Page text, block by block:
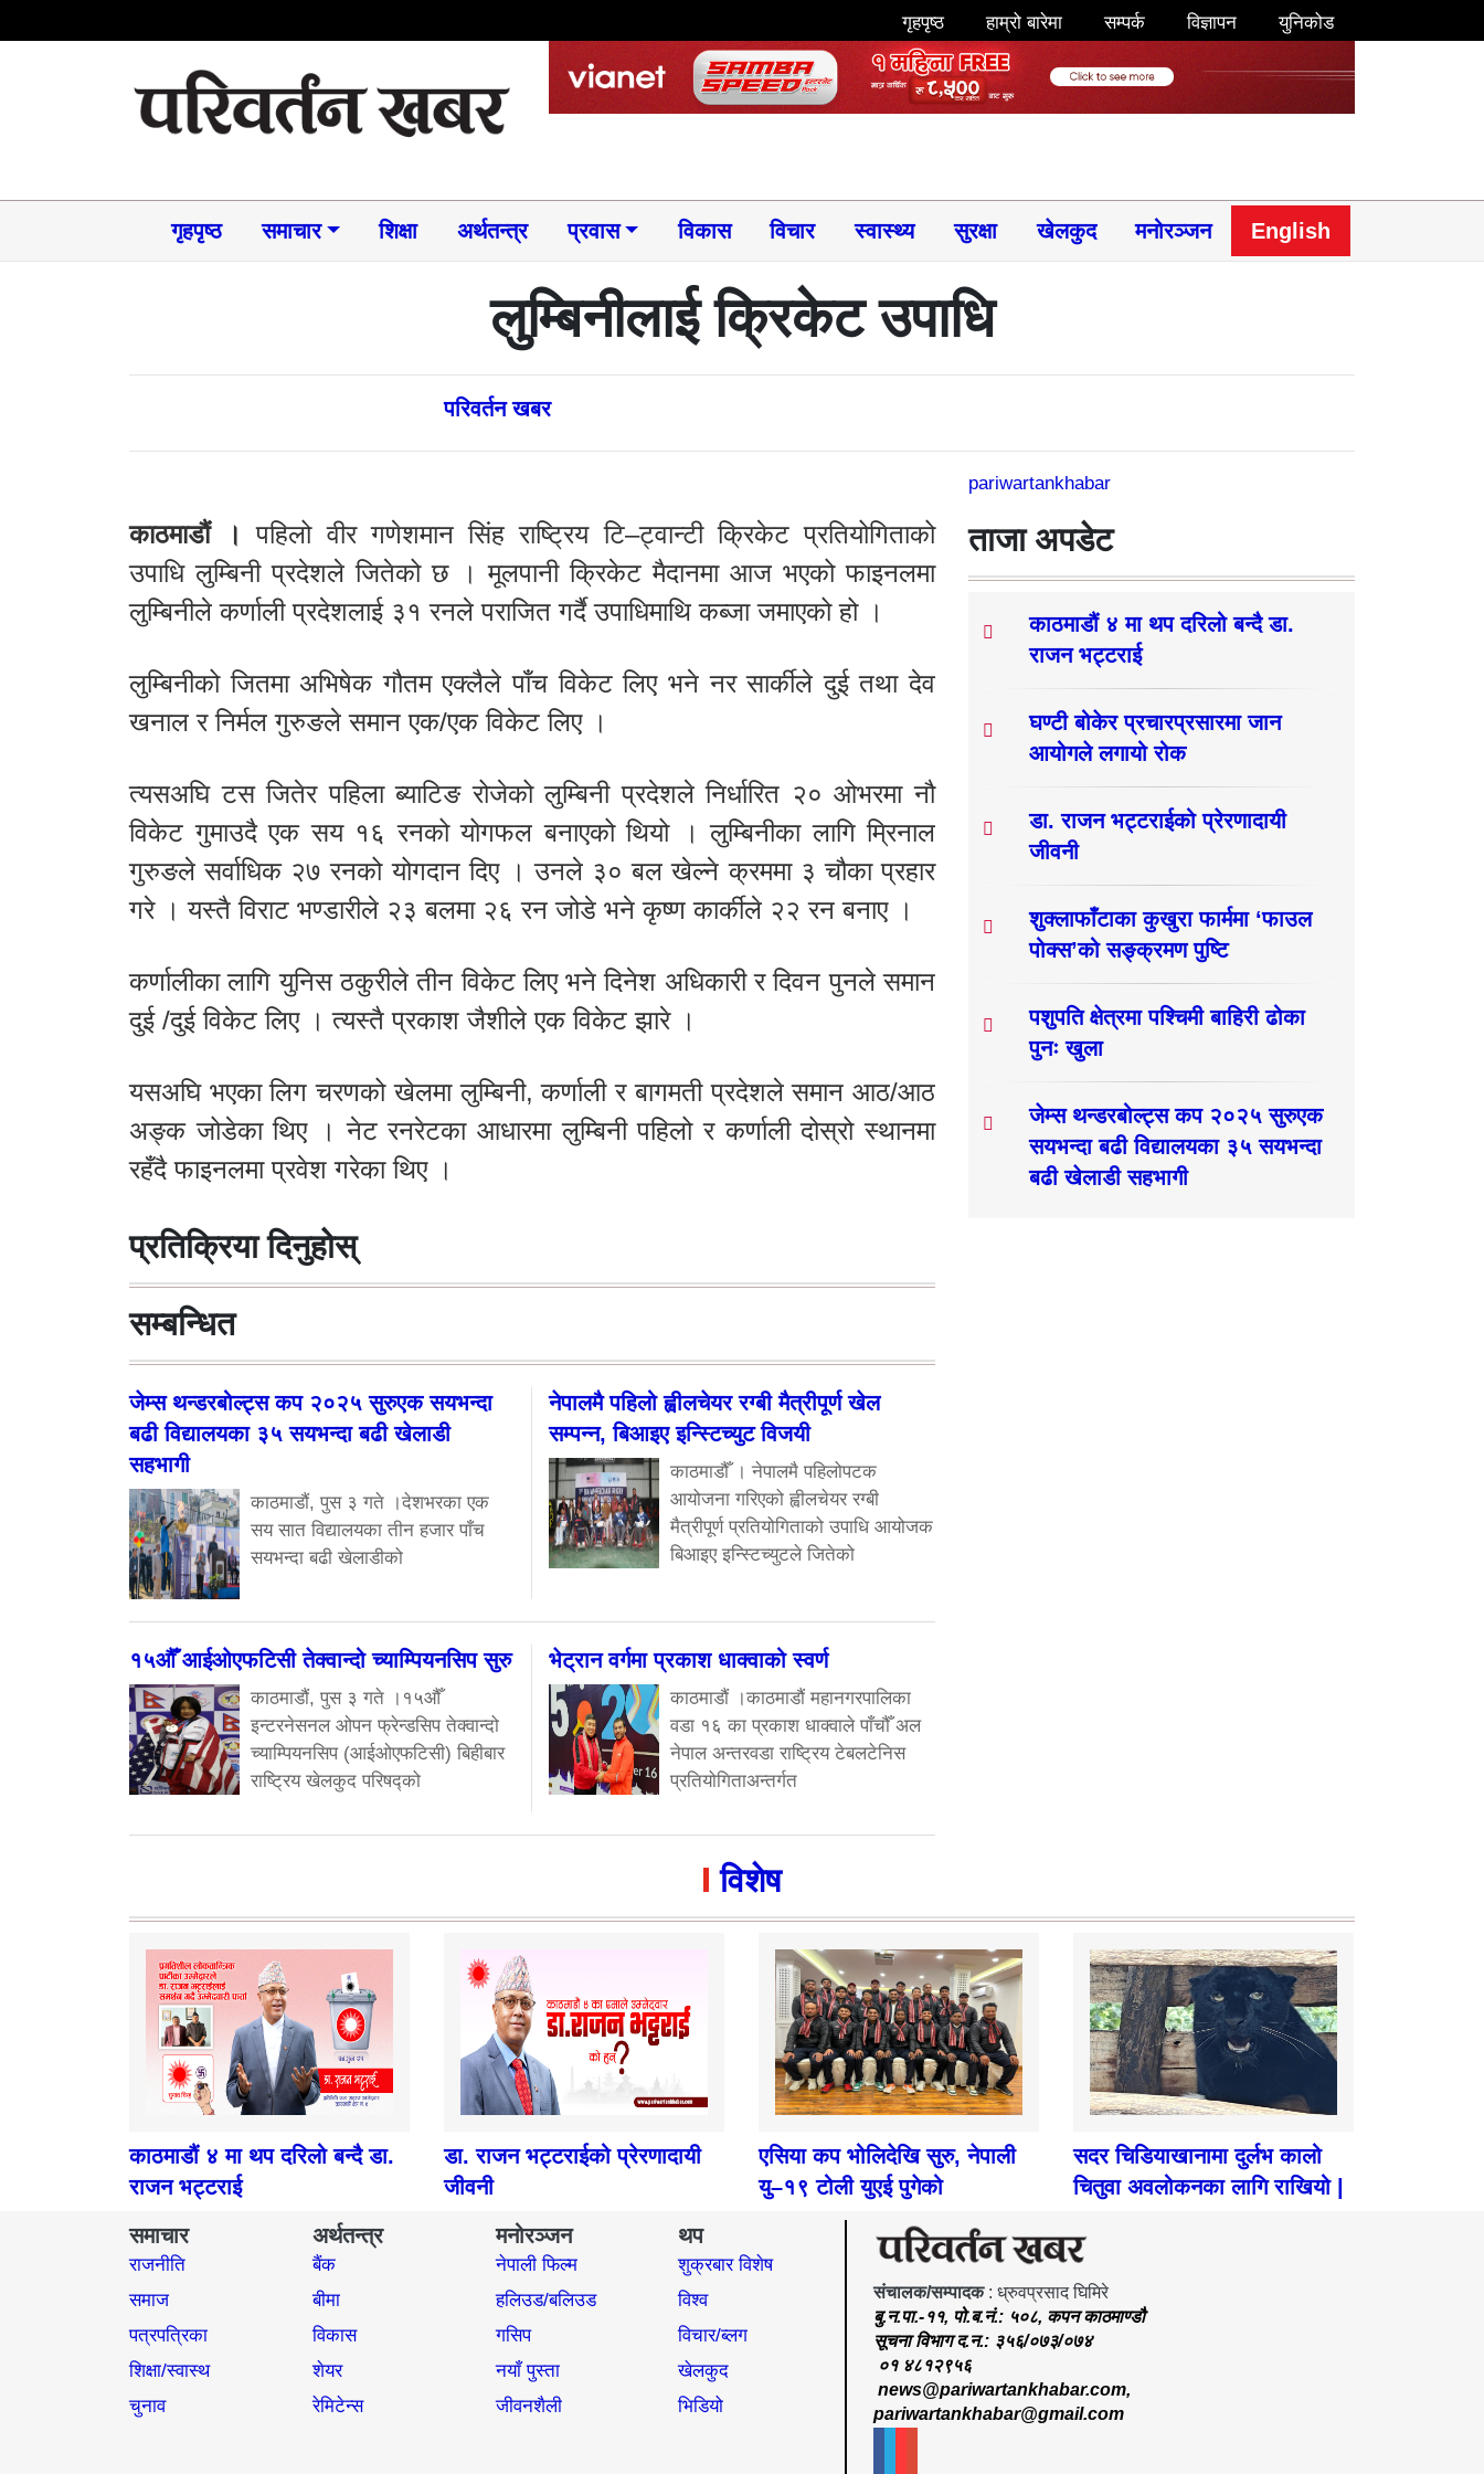
गृहपृष्ठ हाम्रो बारेमा सम्पर्क विज्ञापन युनिकोड
गृहपृष्ठ समाचार​ शिक्षा अर्थतन्त्र प्रवास विकास विचार स्वास्थ्य सुरक्षा खेलकुद मनोरञ्जन English
लुम्बिनीलाई क्रिकेट उपाधि
परिवर्तन खबर
काठमाडौं ।पहिलो वीर गणेशमान सिंह राष्ट्रिय टि–ट्वान्टी क्रिकेट प्रतियोगिताको
उपाधि लुम्बिनी प्रदेशले जितेको छ । मूलपानी क्रिकेट मैदानमा आज भएको फाइनलमा
लुम्बिनीले कर्णाली प्रदेशलाई ३१ रनले पराजित गर्दै उपाधिमाथि कब्जा जमाएको हो ।
लुम्बिनीको जितमा अभिषेक गौतम एक्लैले पाँच विकेट लिए भने नर सार्कीले दुई तथा देव
खनाल र निर्मल गुरुङले समान एक/एक विकेट लिए ।
त्यसअघि टस जितेर पहिला ब्याटिङ रोजेको लुम्बिनी प्रदेशले निर्धारित २० ओभरमा नौ
विकेट गुमाउदै एक सय १६ रनको योगफल बनाएको थियो । लुम्बिनीका लागि म्रिनाल
गुरुङले सर्वाधिक २७ रनको योगदान दिए । उनले ३० बल खेल्ने क्रममा ३ चौका प्रहार
गरे । यस्तै विराट भण्डारीले २३ बलमा २६ रन जोडे भने कृष्ण कार्कीले २२ रन बनाए ।
कर्णालीका लागि युनिस ठकुरीले तीन विकेट लिए भने दिनेश अधिकारी र दिवन पुनले समान
दुई /दुई विकेट लिए । त्यस्तै प्रकाश जैशीले एक विकेट झारे ।
यसअघि भएका लिग चरणको खेलमा लुम्बिनी, कर्णाली र बागमती प्रदेशले समान आठ/आठ
अङ्क जोडेका थिए । नेट रनरेटका आधारमा लुम्बिनी पहिलो र कर्णाली दोस्रो स्थानमा
रहँदै फाइनलमा प्रवेश गरेका थिए ।
प्रतिक्रिया दिनुहोस्
सम्बन्धित
जेम्स थन्डरबोल्ट्स कप २०२५ सुरुएक सयभन्दा
बढी विद्यालयका ३५ सयभन्दा बढी खेलाडी
सहभागी
काठमाडौं, पुस ३ गते ।देशभरका एक
सय सात विद्यालयका तीन हजार पाँच
सयभन्दा बढी खेलाडीको
नेपालमै पहिलो ह्वीलचेयर रग्बी मैत्रीपूर्ण खेल
सम्पन्न, बिआइए इन्स्टिच्युट विजयी
काठमाडौँ । नेपालमै पहिलोपटक
आयोजना गरिएको ह्वीलचेयर रग्बी
मैत्रीपूर्ण प्रतियोगिताको उपाधि आयोजक
बिआइए इन्स्टिच्युटले जितेको
१५औँ आईओएफटिसी तेक्वान्दो च्याम्पियनसिप सुरु
काठमाडौं, पुस ३ गते ।१५औँ
इन्टरनेसनल ओपन फ्रेन्डसिप तेक्वान्दो
च्याम्पियनसिप (आईओएफटिसी) बिहीबार
राष्ट्रिय खेलकुद परिषद्को
भेट्रान वर्गमा प्रकाश धाक्वाको स्वर्ण
काठमाडौं ।काठमाडौं महानगरपालिका
वडा १६ का प्रकाश धाक्वाले पाँचौँ अल
नेपाल अन्तरवडा राष्ट्रिय टेबलटेनिस
प्रतियोगिताअन्तर्गत
pariwartankhabar
ताजा अपडेट
काठमाडौं ४ मा थप दरिलो बन्दै डा.
राजन भट्टराई
घण्टी बोकेर प्रचारप्रसारमा जान
आयोगले लगायो रोक
डा. राजन भट्टराईको प्रेरणादायी
जीवनी
शुक्लाफाँटाका कुखुरा फार्ममा ‘फाउल
पोक्स’को सङ्क्रमण पुष्टि
पशुपति क्षेत्रमा पश्चिमी बाहिरी ढोका
पुनः खुला
जेम्स थन्डरबोल्ट्स कप २०२५ सुरुएक
सयभन्दा बढी विद्यालयका ३५ सयभन्दा
बढी खेलाडी सहभागी
विशेष
काठमाडौं ४ मा थप दरिलो बन्दै डा.
राजन भट्टराई
डा. राजन भट्टराईको प्रेरणादायी
जीवनी
एसिया कप भोलिदेखि सुरु, नेपाली
यु–१९ टोली युएई पुगेको
सदर चिडियाखानामा दुर्लभ कालो
चितुवा अवलोकनका लागि राखियो |
समाचार
राजनीति
समाज​
पत्रपत्रिका
शिक्षा/स्वास्थ
चुनाव
अर्थतन्त्र
बैंक
बीमा
विकास
शेयर
रेमिटेन्स
मनोरञ्जन
नेपाली फिल्म
हलिउड/बलिउड
गसिप
नयाँ पुस्ता
जीवनशैली
थप
शुक्रबार विशेष
विश्व
विचार/ब्लग
खेलकुद
भिडियो
संचालक/सम्पादक: ध्रुवप्रसाद घिमिरे
बु.न.पा.-११, पो.ब.नं.: ५०८, कपन काठमाण्डौ
सूचना विभाग द.न.: ३५६/०७३/०७४
०१ ४८१२९५६
news@pariwartankhabar.com,
pariwartankhabar@gmail.com